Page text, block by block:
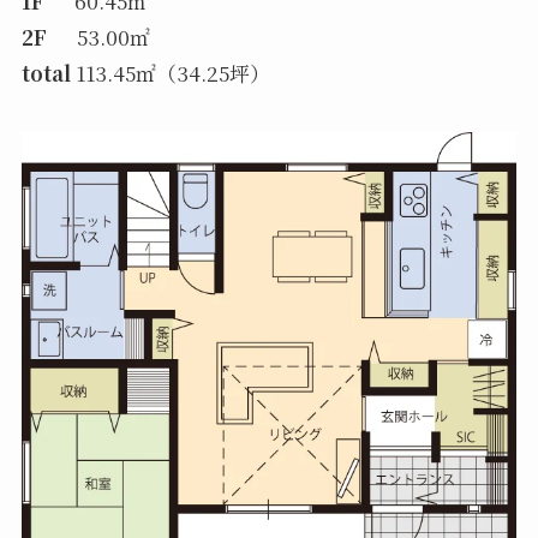
2F 53.00㎡
total113.45㎡（34.25坪）